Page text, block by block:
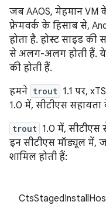
जब AAOS, मेहमान VM
फ़्रेमवर्क के हिसाब से,
होता है. होस्ट साइड
से अलग-अलग होती हैं. ये
की होती हैं.
हमने trout 1.1 पर,
1.0 में, सीटीएस
trout 1.0 में,
इन सीटीएस मॉड्यूल में,
शामिल होती हैं: